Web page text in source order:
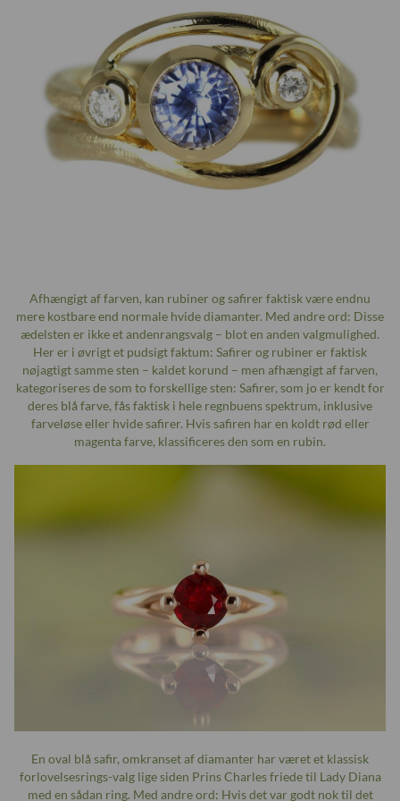
Afhængigt af farven, kan rubiner og safirer faktisk være endnu
mere kostbare end normale hvide diamanter. Med andre ord: Disse
ædelsten er ikke et andenrangsvalg – blot en anden valgmulighed.
Her er i øvrigt et pudsigt faktum: Safirer og rubiner er faktisk
nøjagtigt samme sten – kaldet korund – men afhængigt af farven,
kategoriseres de som to forskellige sten: Safirer, som jo er kendt for
deres blå farve, fås faktisk i hele regnbuens spektrum, inklusive
farveløse eller hvide safirer. Hvis safiren har en koldt rød eller
magenta farve, klassificeres den som en rubin.
En oval blå safir, omkranset af diamanter har været et klassisk
forlovelsesrings-valg lige siden Prins Charles friede til Lady Diana
med en sådan ring. Med andre ord: Hvis det var godt nok til det